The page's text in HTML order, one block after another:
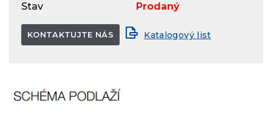
Stav
Prodaný
KONTAKTUJTE NÁS Katalogový list